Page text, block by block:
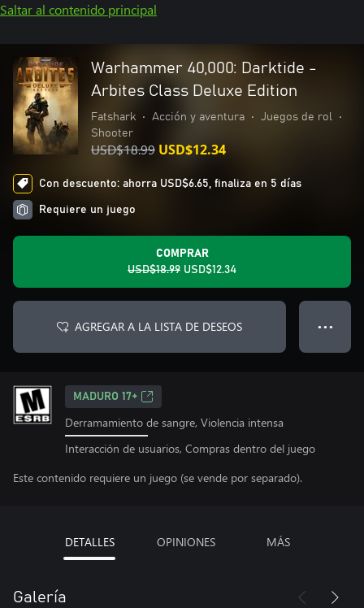
Saltar al contenido principal
Warhammer 40,000: Darktide -
Arbites Class Deluxe Edition
Fatshark • Acción y aventura • Juegos de rol
•
Shooter
USD$18.99 USD$12.34
Con descuento: ahorra USD$6.65, finaliza en 5 días
Requiere un juego
COMPRAR
USD$18.99 USD$12.34
AGREGAR A LA LISTA DE DESEOS ● ● ●
MADURO 17+
Derramamiento de sangre, Violencia intensa
Interacción de usuarios, Compras dentro del juego
Este contenido requiere un juego (se vende por separado).
DETALLES OPINIONES MÁS
Galería